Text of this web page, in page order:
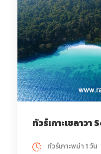
ทัวร์เกาะเซลาวา
ทัวร์เกาะพม่า 1 วัน